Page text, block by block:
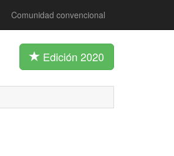
Comunidad convencional
Edición 2020